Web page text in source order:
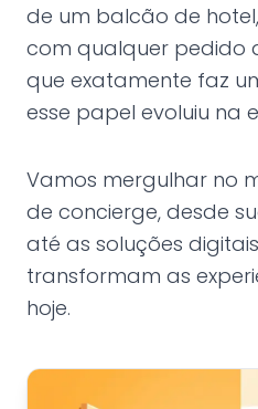
de um balcão de
com qualquer pedido
que exatamente faz
esse papel evoluiu na
Vamos mergulhar no
de concierge, desde
até as soluções
transformam as
hoje.